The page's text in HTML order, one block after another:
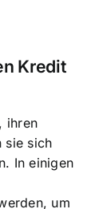
Kredit
ihren
sie sich
In einigen
um